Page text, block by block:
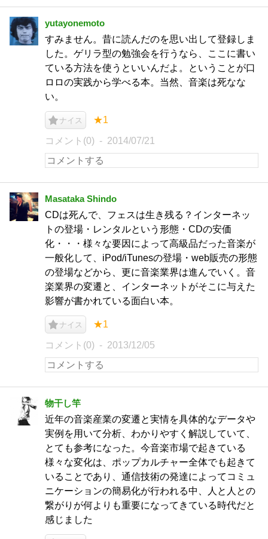
yutayonemoto
すみません。昔に読んだのを思い出して登録しま
した。ゲリラ型の勉強会を行うなら、ここに書い
ている方法を使うといいんだよ。ということが口
ロロの実践から学べる本。当然、音楽は死なな
い。
ナイス ★1
コメント(0) 2014/07/21
Masataka Shindo
CDは死んで、フェスは生き残る？インターネッ
トの登場・レンタルという形態・CDの安価
化・・・様々な要因によって高級品だった音楽が
一般化して、iPod/iTunesの登場・web販売の形態
の登場などから、更に音楽業界は進んでいく。音
楽業界の変遷と、インターネットがそこに与えた
影響が書かれている面白い本。
ナイス ★1
コメント(0) 2013/12/05
物干し竿
近年の音楽産業の変遷と実情を具体的なデータや
実例を用いて分析、わかりやすく解説していて、
とても参考になった。今音楽市場で起きている
様々な変化は、ポップカルチャー全体でも起きて
いることであり、通信技術の発達によってコミュ
ニケーションの簡易化が行われる中、人と人との
繋がりが何よりも重要になってきている時代だと
感じました